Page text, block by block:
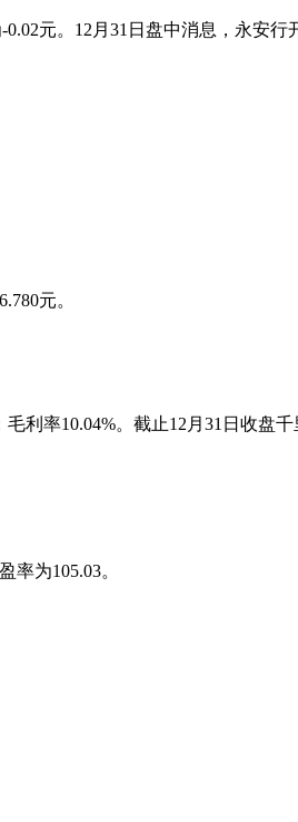
元。12月31日盘中消息，永安行
元。
利率10.04%。截止12月31日收盘千
率为105.03。